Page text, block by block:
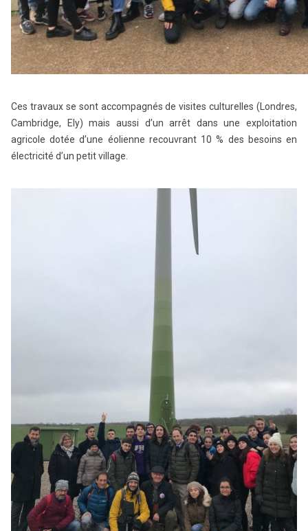
Ces travaux se sont accompagnés de visites culturelles (Londres,
Cambridge, Ely) mais aussi d’un arrêt dans une exploitation
agricole dotée d’une éolienne recouvrant 10 % des besoins en
électricité d’un petit village.